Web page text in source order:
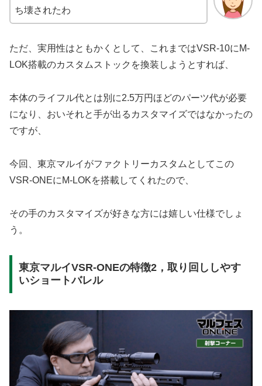
ち壊されたわ
ただ、実用性はともかくとして、これまではVSR-10にM-
LOK搭載のカスタムストックを換装しようとすれば、
本体のライフル代とは別に2.5万円ほどのパーツ代が必要
になり、おいそれと手が出るカスタマイズではなかったの
ですが、
今回、東京マルイがファクトリーカスタムとしてこの
VSR-ONEにM-LOKを搭載してくれたので、
その手のカスタマイズが好きな方には嬉しい仕様でしょ
う。
東京マルイVSR-ONEの特徴2，取り回ししやす
いショートバレル